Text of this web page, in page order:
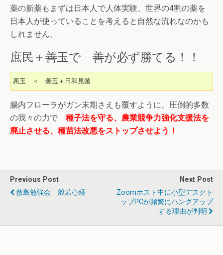
薬の新薬もまずは日本人で人体実験、世界の4割の薬を
日本人が使っていることを考えると自然な流れなのかも
しれません。
庶民＋善玉で 善が必ず勝てる！！
悪玉　＜　善玉＋日和見菌
腸内フローラがガン末期さえも覆すように、圧倒的多数
の我々の力で 種子法を守る、農業競争力強化支援法を
廃止させる、種苗法改悪をストップさせよう！
Previous Post
敷島勉強会 般若心経
Next Post
Zoomホスト中に小型デスクト
ップPCが頻繁にハングアップ
する理由が判明